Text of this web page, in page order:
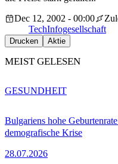
Dec 12, 2002 - 00:00
TechInfogesellschaft
Drucken Aktie
MEIST GELESEN
Bulgariens hohe
demografische Krise
28.07.2026
GESUNDHEIT